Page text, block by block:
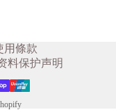
用條款
料保护声明